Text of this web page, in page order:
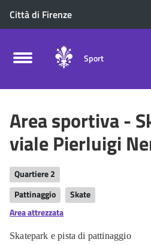
Città di Firenze
Sport
Area sportiva -
viale Pierluigi
Quartiere 2
Pattinaggio
Skate
Area attrezzata
Skatepark e pista di pattinaggio